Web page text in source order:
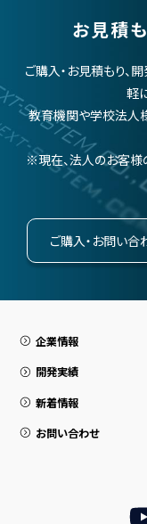
お見積
ご購入・お見積もり、
軽
教育機関や学校法人
※現在、法人のお客様
ご購入・お問い合
企業情報
開発実績
新着情報
お問い合わせ